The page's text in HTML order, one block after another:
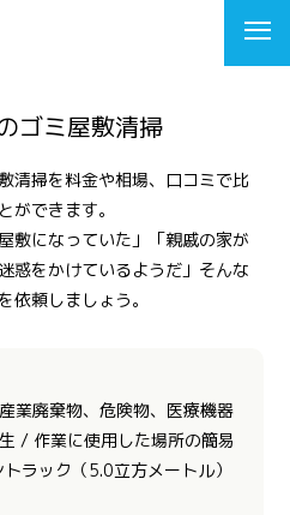
ゴミ屋敷清掃
清掃を料金や相場、口コミで比
ができます。
敷になっていた」「親戚の家が
惑をかけているようだ」そんな
依頼しましょう。
業廃棄物、危険物、医療機器
/ 作業に使用した場所の簡易
ラック（5.0立方メートル）